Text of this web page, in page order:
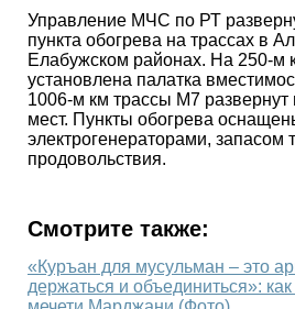
Управление МЧС по РТ
пункта обогрева на трассах в
Елабужском районах. На 250-м
установлена палатка
1006-м км трассы М7 развернут
мест. Пункты обогрева
электрогенераторами, запасом
продовольствия.
Смотрите также:
«Куръан для мусульман – это
держаться и объединиться»: